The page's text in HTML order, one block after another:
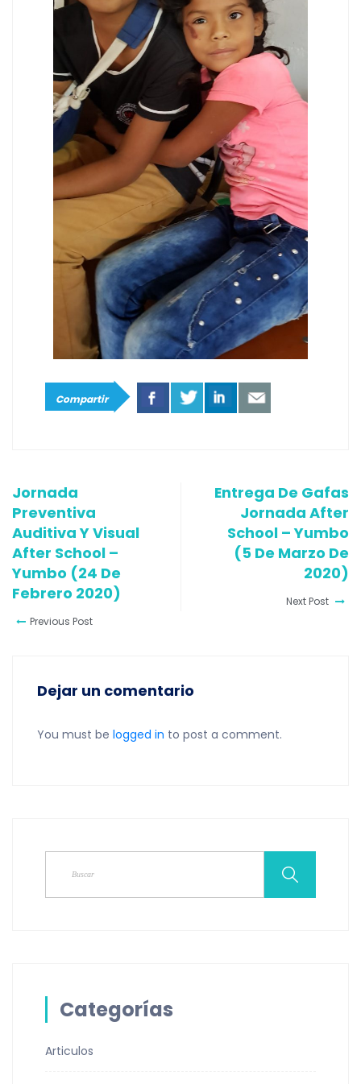
Compartir
Jornada
Preventiva
Auditiva Y Visual
After School –
Yumbo (24 De
Febrero 2020)
Previous Post
Entrega De Gafas
Jornada After
School – Yumbo
(5 De Marzo De
2020)
Next Post
Dejar un comentario
You must be logged in to post a comment.
Categorías
Articulos